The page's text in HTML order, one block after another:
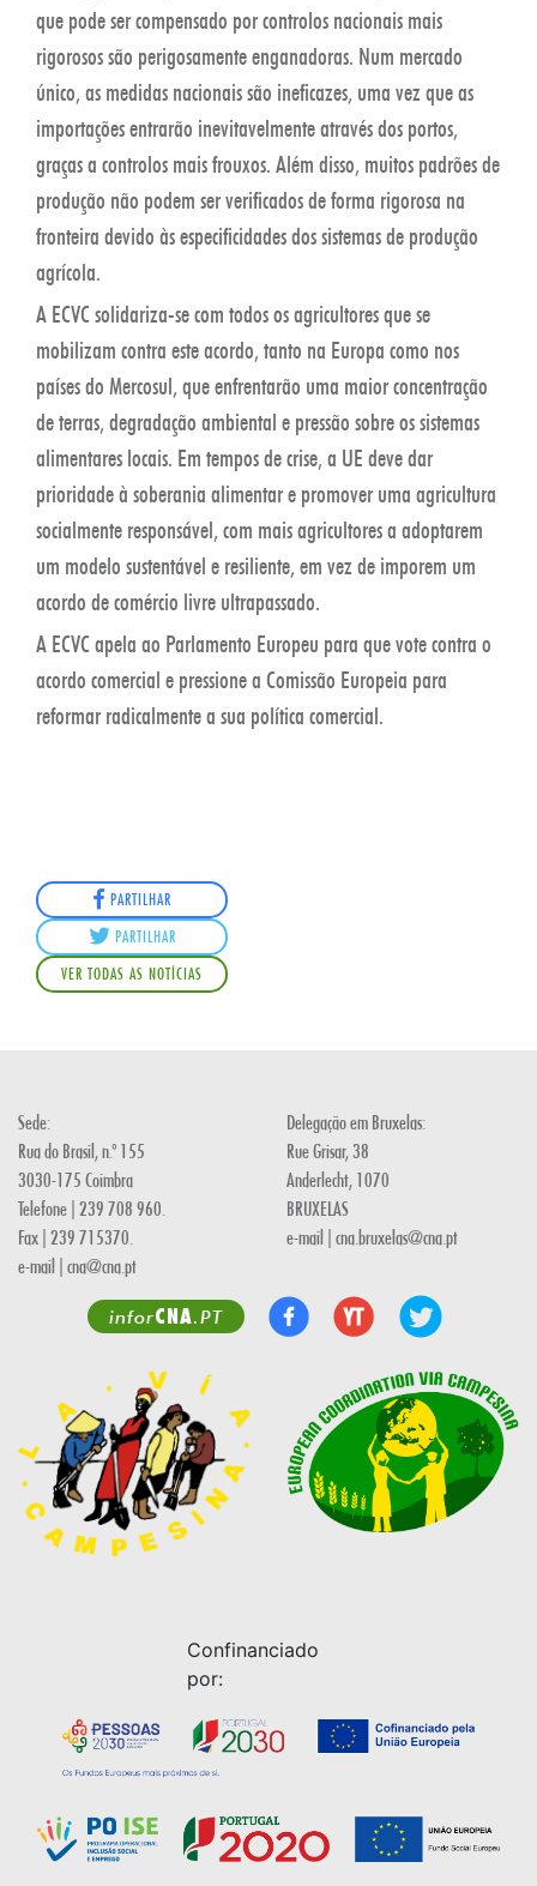
que pode ser compensado por controlos nacionais mais
rigorosos são perigosamente enganadoras. Num mercado
único, as medidas nacionais são ineficazes, uma vez que as
importações entrarão inevitavelmente através dos portos,
graças a controlos mais frouxos. Além disso, muitos padrões de
produção não podem ser verificados de forma rigorosa na
fronteira devido às especificidades dos sistemas de produção
agrícola.
A ECVC solidariza-se com todos os agricultores que se
mobilizam contra este acordo, tanto na Europa como nos
países do Mercosul, que enfrentarão uma maior concentração
de terras, degradação ambiental e pressão sobre os sistemas
alimentares locais. Em tempos de crise, a UE deve dar
prioridade à soberania alimentar e promover uma agricultura
socialmente responsável, com mais agricultores a adoptarem
um modelo sustentável e resiliente, em vez de imporem um
acordo de comércio livre ultrapassado.
A ECVC apela ao Parlamento Europeu para que vote contra o
acordo comercial e pressione a Comissão Europeia para
reformar radicalmente a sua política comercial.
PARTILHAR
PARTILHAR
VER TODAS AS NOTÍCIAS
Sede:
Rua do Brasil, n.º 155
3030-175 Coimbra
Telefone | 239 708 960.
Fax | 239 715370.
e-mail | cna@cna.pt
Delegação em Bruxelas:
Rue Grisar, 38
Anderlecht, 1070
BRUXELAS
e-mail | cna.bruxelas@cna.pt
inforCNA.PT
Confinanciado
por: